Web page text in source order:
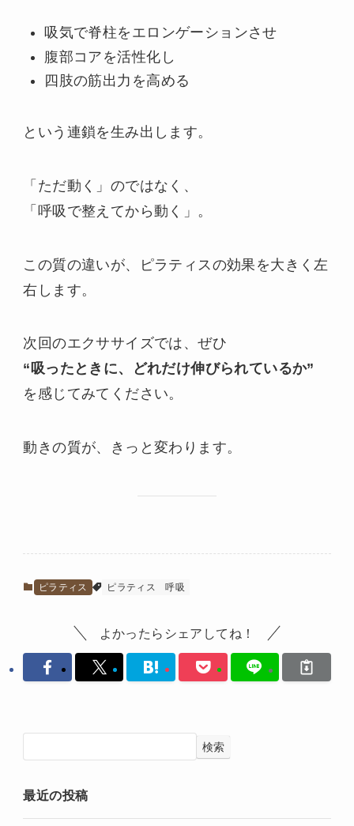
吸気で脊柱をエロンゲーションさせ
腹部コアを活性化し
四肢の筋出力を高める
という連鎖を生み出します。
「ただ動く」のではなく、
「呼吸で整えてから動く」。
この質の違いが、ピラティスの効果を大きく左
右します。
次回のエクササイズでは、ぜひ
“吸ったときに、どれだけ伸びられているか”
を感じてみてください。
動きの質が、きっと変わります。
ピラティス ピラティス 呼吸
よかったらシェアしてね！
検索
最近の投稿